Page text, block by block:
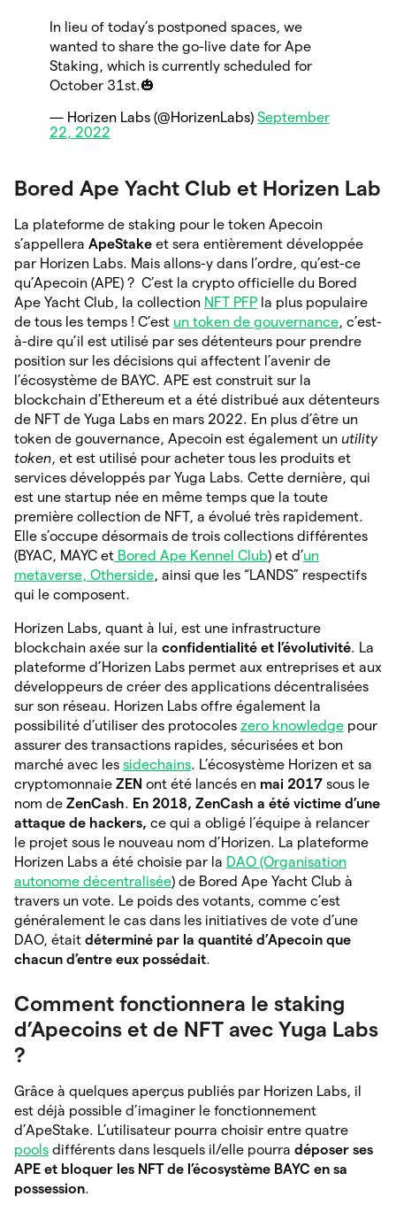
In lieu of today’s postponed spaces, we
wanted to share the go-live date for Ape
Staking, which is currently scheduled for
October 31st.🎃
— Horizen Labs (@HorizenLabs) September
22, 2022
Bored Ape Yacht Club et Horizen Lab
La plateforme de staking pour le token Apecoin
s’appellera ApeStake et sera entièrement développée
par Horizen Labs. Mais allons-y dans l’ordre, qu’est-ce
qu’Apecoin (APE) ? C’est la crypto officielle du Bored
Ape Yacht Club, la collection NFT PFP la plus populaire
de tous les temps ! C’est un token de gouvernance, c’est-
à-dire qu’il est utilisé par ses détenteurs pour prendre
position sur les décisions qui affectent l’avenir de
l’écosystème de BAYC. APE est construit sur la
blockchain d’Ethereum et a été distribué aux détenteurs
de NFT de Yuga Labs en mars 2022. En plus d’être un
token de gouvernance, Apecoin est également un utility
token, et est utilisé pour acheter tous les produits et
services développés par Yuga Labs. Cette dernière, qui
est une startup née en même temps que la toute
première collection de NFT, a évolué très rapidement.
Elle s’occupe désormais de trois collections différentes
(BYAC, MAYC et Bored Ape Kennel Club) et d’un
metaverse, Otherside, ainsi que les “LANDS” respectifs
qui le composent.
Horizen Labs, quant à lui, est une infrastructure
blockchain axée sur la confidentialité et l’évolutivité. La
plateforme d’Horizen Labs permet aux entreprises et aux
développeurs de créer des applications décentralisées
sur son réseau. Horizen Labs offre également la
possibilité d’utiliser des protocoles zero knowledge pour
assurer des transactions rapides, sécurisées et bon
marché avec les sidechains. L’écosystème Horizen et sa
cryptomonnaie ZEN ont été lancés en mai 2017 sous le
nom de ZenCash. En 2018, ZenCash a été victime d’une
attaque de hackers, ce qui a obligé l’équipe à relancer
le projet sous le nouveau nom d’Horizen. La plateforme
Horizen Labs a été choisie par la DAO (Organisation
autonome décentralisée) de Bored Ape Yacht Club à
travers un vote. Le poids des votants, comme c’est
généralement le cas dans les initiatives de vote d’une
DAO, était déterminé par la quantité d’Apecoin que
chacun d’entre eux possédait.
Comment fonctionnera le staking
d’Apecoins et de NFT avec Yuga Labs
?
Grâce à quelques aperçus publiés par Horizen Labs, il
est déjà possible d’imaginer le fonctionnement
d’ApeStake. L’utilisateur pourra choisir entre quatre
pools différents dans lesquels il/elle pourra déposer ses
APE et bloquer les NFT de l’écosystème BAYC en sa
possession.